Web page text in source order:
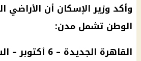
وأكد وزير الإسكان أن
الوطن تشمل مدن:
القاهرة